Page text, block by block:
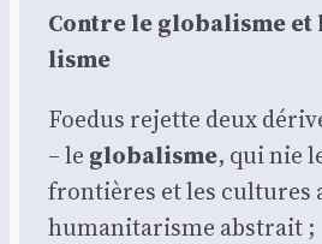
Contre le glo­ba­lisme
lisme
Foe­dus rejette deux
– le glo­ba­lisme, qui nie
fron­tières et les cultures
huma­ni­ta­risme abs­trait ;